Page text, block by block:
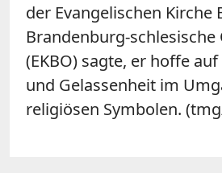
der Evangelischen Kirche
Brandenburg-schlesische
(EKBO) sagte, er hoffe
und Gelassenheit im
religiösen Symbolen.